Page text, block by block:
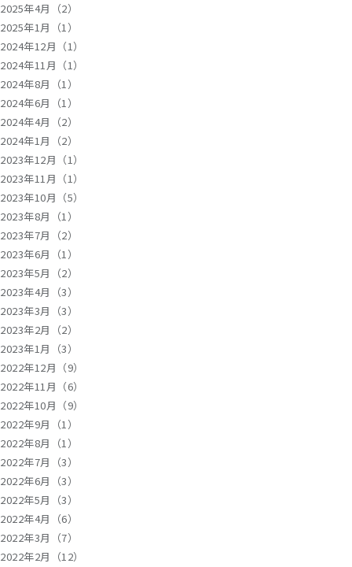
2025年4月（2）
2025年1月（1）
2024年12月（1）
2024年11月（1）
2024年8月（1）
2024年6月（1）
2024年4月（2）
2024年1月（2）
2023年12月（1）
2023年11月（1）
2023年10月（5）
2023年8月（1）
2023年7月（2）
2023年6月（1）
2023年5月（2）
2023年4月（3）
2023年3月（3）
2023年2月（2）
2023年1月（3）
2022年12月（9）
2022年11月（6）
2022年10月（9）
2022年9月（1）
2022年8月（1）
2022年7月（3）
2022年6月（3）
2022年5月（3）
2022年4月（6）
2022年3月（7）
2022年2月（12）